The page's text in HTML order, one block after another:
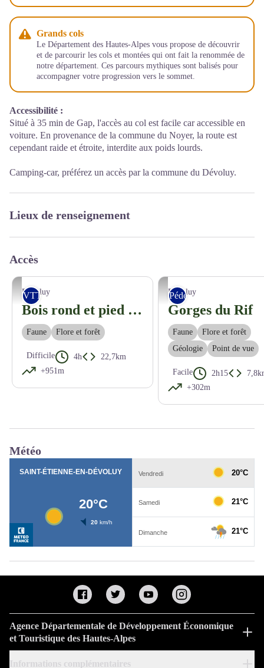
Grands cols
Le Département des Hautes-Alpes vous propose de découvrir
et de parcourir les cols et montées qui ont fait la renommée de
notre département. Ces parcours mythiques sont balisés pour
accompagner votre progression vers le sommet.
Accessibilité :
Situé à 35 min de Gap, l'accès au col est facile car accessible en
voiture. En provenance de la commune du Noyer, la route est
cependant raide et étroite, interdite aux poids lourds.
Camping-car, préférez un accès par la commune du Dévoluy.
Lieux de renseignement
Accès
En direction de Pra Loubière - D.Desbenoit/CCBD
VTT
Dévoluy
Bois rond et pied de Faraut (VTT n°15 Noir)
Faune Flore et forêt
Difficile 4h
22,7km
+951m
Lucien.Mariotte
Pédestre
Dévoluy
Gorges du Rif
Faune
Flore et forêt
Géologie
Point de vue
Facile 2h15
+302m
Météo
Agence Départementale de Développement Économique
et Touristique des Hautes-Alpes
Informations complémentaires